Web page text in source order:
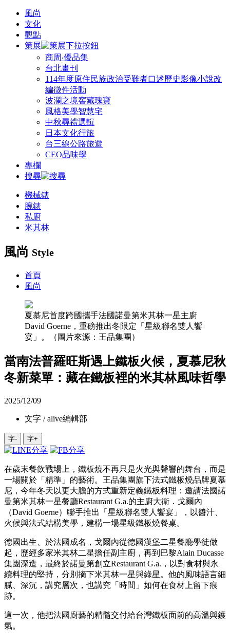
風尚
文化
觀點
策展
商周‧優品集
台北畫刊
114年度原住民族政治受難者口述歷史影像小說改
編徵件活動
波瀾之境窖藏瑰寶
風格美學智慧宅
中秋尋禮選輯
日本文化行旅
台三線公路旅遊
CEO品味學
專欄
搜尋
機械錶
腕錶
私廚
米其林
風尚 Style
首頁
風尚
夏慕尼首度跨國攜手法國諾曼第米其林一星主廚
David Goerne，重磅推出冬限定「星級聯名雙人饗
宴」。（圖片來源：王品集團）
當南法普羅旺斯遇上鐵板火候，夏慕尼秋
冬新菜單：藏在鐵板裡的米其林風味哲學
2025/12/09
文字 / alive編輯部
字- 字+
在歲末餐飲戰場上，鐵板燒不再只是火光與聲響的舞台，而是
一場關於「精準」的藝術。王品集團旗下法式鐵板燒品牌夏慕
尼，今年冬天以更大膽的方式重新定義鐵板料理：邀請法國諾
曼第米其林一星餐廳Restaurant G.a.的主廚大衛．戈爾內
（David Goerne）聯手推出「星級聯名雙人饗宴」，以醬汁、
火候與法式結構美學，建構一場星級鐵板燒餐桌。
德國出生、於法國成名，戈爾內從德國漢堡二星餐廳學徒做
起，歷經多家米其林二星擔任副主廚，再到巴黎Alain Ducasse
集團深造，最終於諾曼第創立Restaurant G.a.，以對食材與永
續料理的堅持，分別摘下米其林一星與綠星。他的風味語言細
膩、深沉，講究層次，也講究「時間」如何在食材上留下痕
跡。
這一次，他把法國廚藝的精髓交付給台灣鐵板面前的高溫與鑊
氣。